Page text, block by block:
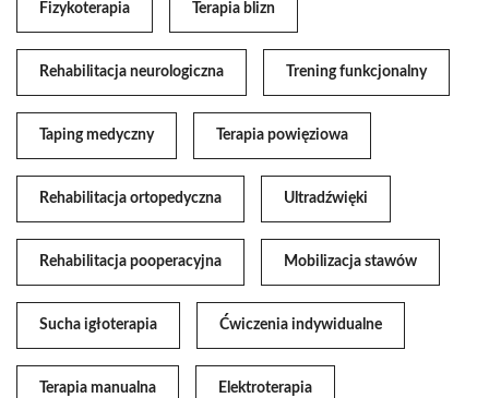
Fizykoterapia Terapia blizn
Rehabilitacja neurologiczna Trening funkcjonalny
Taping medyczny Terapia powięziowa
Rehabilitacja ortopedyczna Ultradźwięki
Rehabilitacja pooperacyjna Mobilizacja stawów
Sucha igłoterapia Ćwiczenia indywidualne
Terapia manualna Elektroterapia